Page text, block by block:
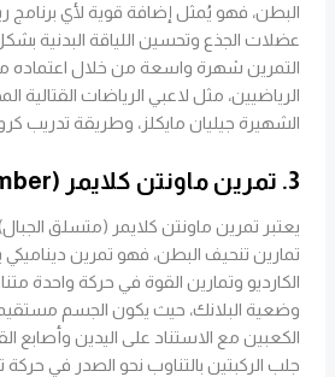
البطن، فهو يُمثل إضافة قوية لأي برنامج
عضلات الجذع وتحسين اللياقة البدنية
التمرين شهرة واسعة من خلال اعتماده
الشهيرة جيليان مايكلز، وطريقة تدريب
3. تمرين ماونتن كلايمر (Mountain Climber)
يعتبر تمرين ماونتن كلايمر (متسلق
تمارين تنحيف البطن، فهو تمرين ديناميكي
الكارديو وتمارين القوة في حركة واحدة
وضعية البلانك، حيث يكون الجسم
الكعبين مع الاستناد على اليدين وأصابع
جلب الركبتين بالتناوب نحو الصدر في